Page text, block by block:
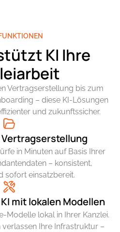
KI Ihre
Vertragserstellung bis zum
– diese KI-Lösungen
und zukunftssicher.
in Minuten auf Basis Ihrer
– konsistent,
sofort einsatzbereit.
mit lokalen Modellen
Modelle lokal in Ihrer Kanzlei.
Ihre Infrastruktur –